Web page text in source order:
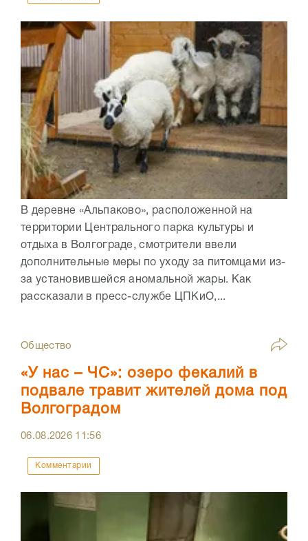
В деревне «Альпаково», расположенной на
территории Центрального парка культуры и
отдыха в Волгограде, смотрители ввели
дополнительные меры по уходу за питомцами из-
за установившейся аномальной жары. Как
рассказали в пресс-службе ЦПКиО,...
Общество
«У нас – ЧС»: озеро фекалий в
подвале травит жителей дома под
Волгоградом
06.08.2026 11:56
Комментарии